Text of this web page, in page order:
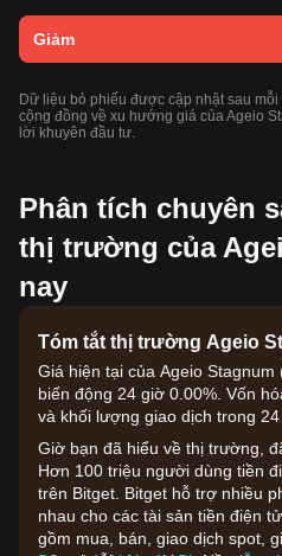
Giảm
Dữ liệu bỏ phiếu được cập nhật sau
cộng đồng về xu hướng giá của Ageio
lời khuyên đầu tư.
Phân tích chuyên
thị trường của
nay
Tóm tắt thị trường Ageio
Giá hiện tại của Ageio
biến động 24 giờ 0.00%. Vốn
và khối lượng giao dịch trong 24
Giờ bạn đã hiểu về thị trường,
Hơn 100 triệu người dùng tiền
trên Bitget. Bitget hỗ trợ nhiều
nhau cho các tài sản tiền điện
gồm mua, bán, giao dịch spot,